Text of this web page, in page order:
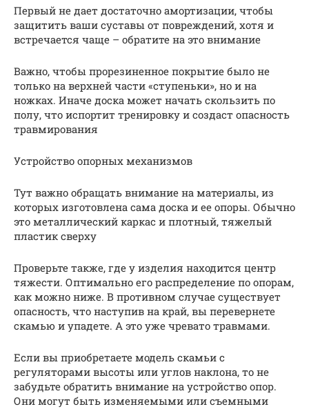
Первый не дает достаточно амортизации, чтобы
защитить ваши суставы от повреждений, хотя и
встречается чаще – обратите на это внимание
Важно, чтобы прорезиненное покрытие было не
только на верхней части «ступеньки», но и на
ножках. Иначе доска может начать скользить по
полу, что испортит тренировку и создаст опасность
травмирования
Устройство опорных механизмов
Тут важно обращать внимание на материалы, из
которых изготовлена сама доска и ее опоры. Обычно
это металлический каркас и плотный, тяжелый
пластик сверху
Проверьте также, где у изделия находится центр
тяжести. Оптимально его распределение по опорам,
как можно ниже. В противном случае существует
опасность, что наступив на край, вы перевернете
скамью и упадете. А это уже чревато травмами.
Если вы приобретаете модель скамьи с
регуляторами высоты или углов наклона, то не
забудьте обратить внимание на устройство опор.
Они могут быть изменяемыми или съемными